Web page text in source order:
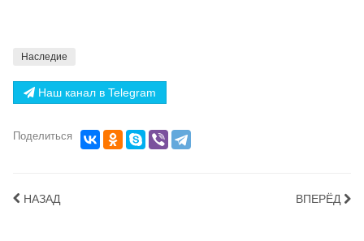
Наследие
Наш канал в Telegram
Поделиться
НАЗАД ВПЕРЁД